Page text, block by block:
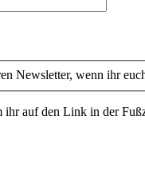
Newsletter, wenn ihr
ihr auf den Link in der